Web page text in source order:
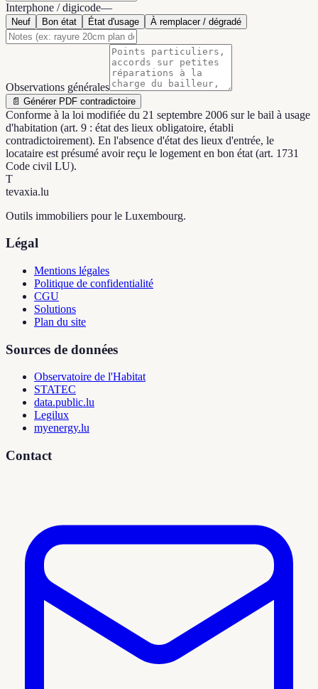
Interphone / digicode—
Neuf Bon état État d'usage À remplacer / dégradé
Observations générales
📄 Générer PDF contradictoire
Conforme à la loi modifiée du 21 septembre 2006 sur le bail à usage
d'habitation (art. 9 : état des lieux obligatoire, établi
contradictoirement). En l'absence d'état des lieux d'entrée, le
locataire est présumé avoir reçu le logement en bon état (art. 1731
Code civil LU).
T
tevaxia.lu
Outils immobiliers pour le Luxembourg.
Légal
Mentions légales
Politique de confidentialité
CGU
Solutions
Plan du site
Sources de données
Observatoire de l'Habitat
STATEC
data.public.lu
Legilux
myenergy.lu
Contact